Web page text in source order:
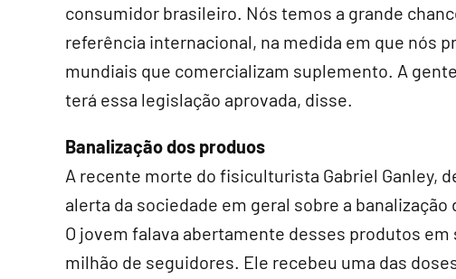
consumidor brasileiro. Nós temos a grande
referência internacional, na medida em que nós
mundiais que comercializam suplemento. A
terá essa legislação aprovada, disse.
Banalização dos produos
A recente morte do fisiculturista Gabriel Ganley,
alerta da sociedade em geral sobre a
O jovem falava abertamente desses produtos em
milhão de seguidores. Ele recebeu uma das